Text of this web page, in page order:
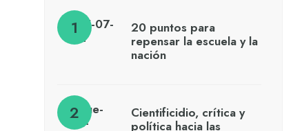
20 puntos para
repensar la escuela y la
nación
Cientificidio, crítica y
política hacia las